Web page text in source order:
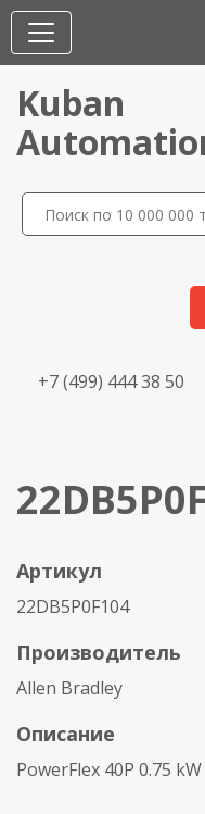
Kuban
+7 (499) 444 38 50
Артикул
22DB5P0F104
Производитель
Allen Bradley
Описание
PowerFlex 40P 0.75